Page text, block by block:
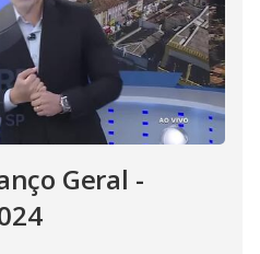
Geral -